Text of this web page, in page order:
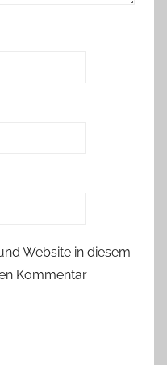
Website in diesem
Kommentar